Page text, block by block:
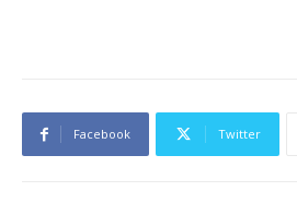
Facebook Twitter